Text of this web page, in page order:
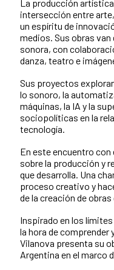
La producción artística
intersección entre
un espíritu de
medios. Sus obras
sonora, con
danza, teatro e
Sus proyectos
lo sonoro, la
máquinas, la IA y la
sociopolíticas en la
tecnología.
En este encuentro
sobre la producción y
que desarrolla. Una
proceso creativo y
de la creación de
Inspirado en los
la hora de comprender
Vilanova presenta su
Argentina en el marco